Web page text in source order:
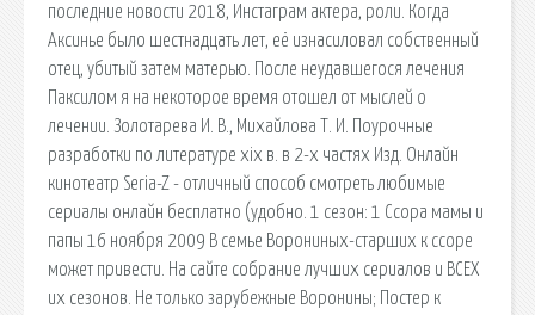
последние новости 2018, Инстаграм актера, роли. Когда
Аксинье было шестнадцать лет, её изнасиловал собственный
отец, убитый затем матерью. После неудавшегося лечения
Паксилом я на некоторое время отошел от мыслей о
лечении. Золотарева И. В., Михайлова Т. И. Поурочные
разработки по литературе xix в. в 2-х частях Изд. Онлайн
кинотеатр Seria-Z - отличный способ смотреть любимые
сериалы онлайн бесплатно (удобно. 1 сезон: 1 Ссора мамы и
папы 16 ноября 2009 В семье Ворониных-старших к ссоре
может привести. На сайте собрание лучших сериалов и ВСЕХ
их сезонов. Не только зарубежные Воронины; Постер к